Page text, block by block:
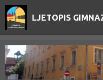
Skip
to
content